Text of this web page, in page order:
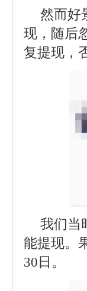
然而好
现，随后
复提现，
我们当
能提现。
30日。